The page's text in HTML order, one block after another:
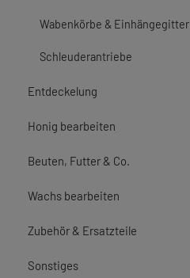
Wabenkörbe & Einhängegitter
Schleuderantriebe
Entdeckelung
Honig bearbeiten
Beuten, Futter & Co.
Wachs bearbeiten
Zubehör & Ersatzteile
Sonstiges